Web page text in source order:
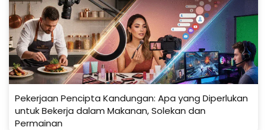
Pekerjaan Pencipta Kandungan: Apa yang Diperlukan
untuk Bekerja dalam Makanan, Solekan dan
Permainan